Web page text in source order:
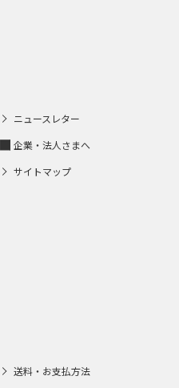
ニュースレター
企業・法人さまへ
サイトマップ
送料・お支払方法